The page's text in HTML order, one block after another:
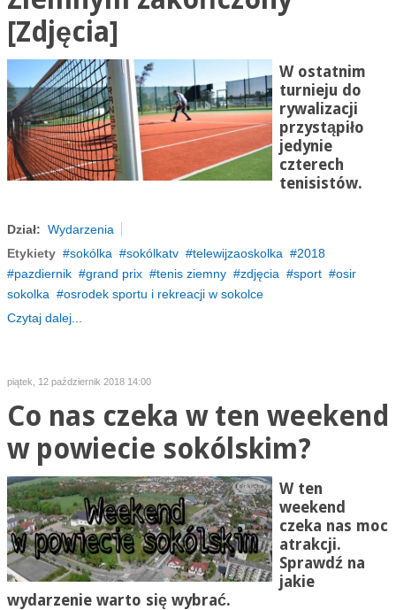
[Zdjęcia]
W ostatnim
turnieju do
rywalizacji
przystąpiło
jedynie
czterech
tenisistów.
Dział: Wydarzenia
Etykiety
sokólka sokólkatv telewijzaoskolka
2018
pazdiernik
grand prix tenis ziemny zdjęcia sport
osir
sokolka
osrodek sportu i rekreacji w sokolce
Czytaj dalej...
piątek, 12 październik 2018 14:00
Co nas czeka w ten weekend
w powiecie sokólskim?
W ten
weekend
czeka nas moc
atrakcji.
Sprawdź na
jakie
wydarzenie warto się wybrać.